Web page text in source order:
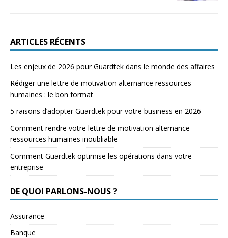
ARTICLES RÉCENTS
Les enjeux de 2026 pour Guardtek dans le monde des affaires
Rédiger une lettre de motivation alternance ressources
humaines : le bon format
5 raisons d’adopter Guardtek pour votre business en 2026
Comment rendre votre lettre de motivation alternance
ressources humaines inoubliable
Comment Guardtek optimise les opérations dans votre
entreprise
DE QUOI PARLONS-NOUS ?
Assurance
Banque